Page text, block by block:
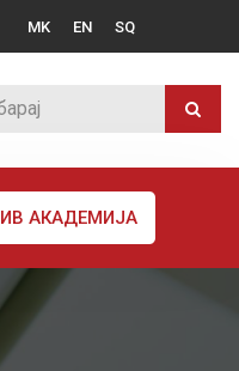
MK EN SQ
АКАДЕМИЈА